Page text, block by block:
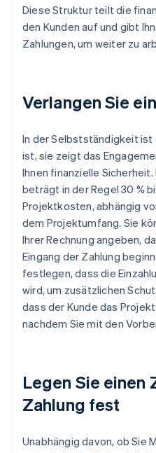
Diese Struktur teilt die
den Kunden auf und gibt
Zahlungen, um weiter zu
Verlangen Sie
In der Selbstständigkeit ist
ist, sie zeigt das
Ihnen finanzielle
beträgt in der Regel 30 %
Projektkosten, abhängig
dem Projektumfang. Sie
Ihrer Rechnung angeben,
Eingang der Zahlung
festlegen, dass die
wird, um zusätzlichen
dass der Kunde das
nachdem Sie mit den
Legen Sie einen
Zahlung fest
Unabhängig davon, ob Sie